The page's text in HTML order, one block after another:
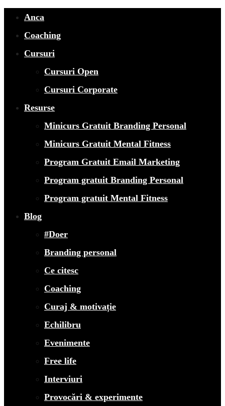
Anca
Coaching
Cursuri
Cursuri Open
Cursuri Corporate
Resurse
Minicurs Gratuit Branding Personal
Minicurs Gratuit Mental Fitness
Program Gratuit Email Marketing
Program gratuit Branding Personal
Program gratuit Mental Fitness
Blog
#Doer
Branding personal
Ce citesc
Coaching
Curaj & motivație
Echilibru
Evenimente
Free life
Interviuri
Provocări & experimente